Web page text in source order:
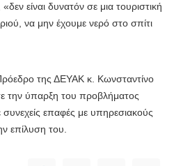
είναι δυνατόν σε μια τουριστική
να μην έχουμε νερό στο σπίτι
της ΔΕΥΑΚ κ. Κωνσταντίνο
την ύπαρξη του προβλήματος
συνεχείς επαφές με υπηρεσιακούς
επίλυση του.